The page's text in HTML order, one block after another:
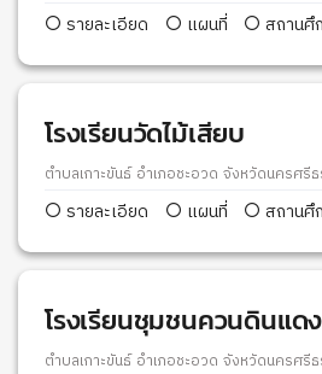
รายละเอียด แผนที่ สถานศึ
โรงเรียนวัดไม้เสียบ
ตำบลเกาะขันธ์ อำเภอชะอวด จังหวัดนครศรี
รายละเอียด แผนที่ สถานศึ
โรงเรียนชุมชนควนดินแด
ตำบลเกาะขันธ์ อำเภอชะอวด จังหวัดนครศรี